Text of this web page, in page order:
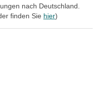
nach Deutschland.
finden Sie hier)